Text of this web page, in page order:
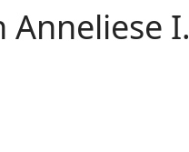
Anneliese I.